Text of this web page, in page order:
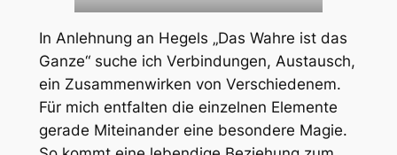
In Anlehnung an Hegels „Das Wahre ist das
Ganze“ suche ich Verbindungen, Austausch,
ein Zusammenwirken von Verschiedenem.
Für mich entfalten die einzelnen Elemente
gerade Miteinander eine besondere Magie.